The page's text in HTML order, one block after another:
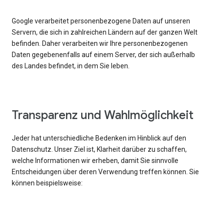
Google verarbeitet personenbezogene Daten auf unseren
Servern, die sich in zahlreichen Ländern auf der ganzen Welt
befinden. Daher verarbeiten wir Ihre personenbezogenen
Daten gegebenenfalls auf einem Server, der sich außerhalb
des Landes befindet, in dem Sie leben.
Transparenz und Wahlmöglichkeit
Jeder hat unterschiedliche Bedenken im Hinblick auf den
Datenschutz. Unser Ziel ist, Klarheit darüber zu schaffen,
welche Informationen wir erheben, damit Sie sinnvolle
Entscheidungen über deren Verwendung treffen können. Sie
können beispielsweise: